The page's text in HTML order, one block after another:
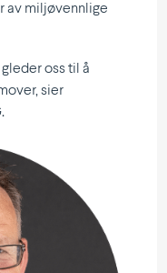
av miljø­vennlige
oss til å
sier